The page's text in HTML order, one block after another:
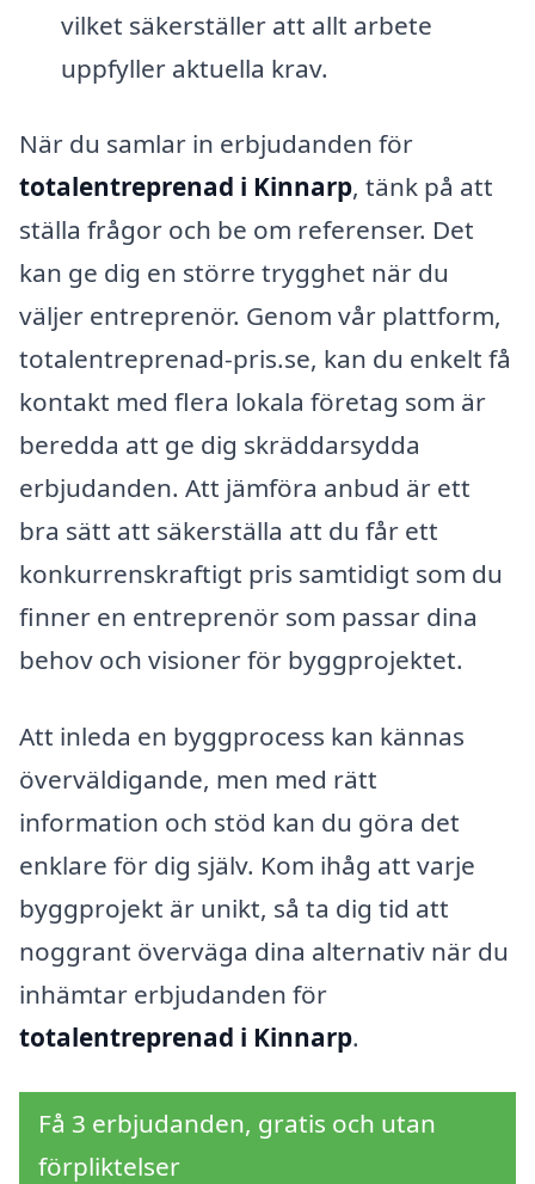
vilket säkerställer att allt arbete
uppfyller aktuella krav.
När du samlar in erbjudanden för
totalentreprenad i Kinnarp, tänk på att
ställa frågor och be om referenser. Det
kan ge dig en större trygghet när du
väljer entreprenör. Genom vår plattform,
totalentreprenad-pris.se, kan du enkelt få
kontakt med flera lokala företag som är
beredda att ge dig skräddarsydda
erbjudanden. Att jämföra anbud är ett
bra sätt att säkerställa att du får ett
konkurrenskraftigt pris samtidigt som du
finner en entreprenör som passar dina
behov och visioner för byggprojektet.
Att inleda en byggprocess kan kännas
överväldigande, men med rätt
information och stöd kan du göra det
enklare för dig själv. Kom ihåg att varje
byggprojekt är unikt, så ta dig tid att
noggrant överväga dina alternativ när du
inhämtar erbjudanden för
totalentreprenad i Kinnarp.
Få 3 erbjudanden, gratis och utan
förpliktelser